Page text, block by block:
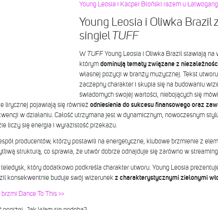
Young Leosia i Kacper Błoński razem u
Young Leosia i Oliwka Brazil
singiel TUFF
W TUFF Young Leosia i Oliwka Brazil stawiają
którym dominują tematy związane z
własnej pozycji w branży muzycznej. Tekst
zaczepny charakter i skupia się na budowaniu
świadomych swojej wartości, niebojących się
lirycznej pojawiają się również odniesienia do sukcesu finansowego oraz
w działaniu. Całość utrzymana jest w dynamicznym, nowoczesnym
liczy się energia i wyrazistość przekazu.
producentów, którzy postawili na energetyczne, klubowe brzmienie z
strukturą, co sprawia, że utwór dobrze odnajduje się zarówno w
który dodatkowo podkreśla charakter utworu. Young Leosia
konsekwentnie buduje swój wizerunek z charakterystycznymi zielonymi
Dance To This >>